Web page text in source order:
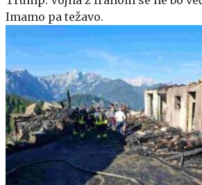
Imamo pa težavo.